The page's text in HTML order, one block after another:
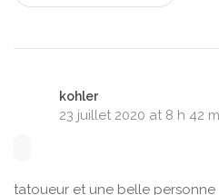
kohler
23 juillet 2020 at 8 h 42
tatoueur et une belle personne